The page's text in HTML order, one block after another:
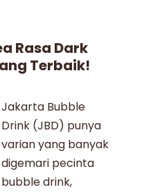
Rasa Dark
Terbaik!
Jakarta Bubble
Drink (JBD) punya
varian yang banyak
digemari pecinta
bubble drink,